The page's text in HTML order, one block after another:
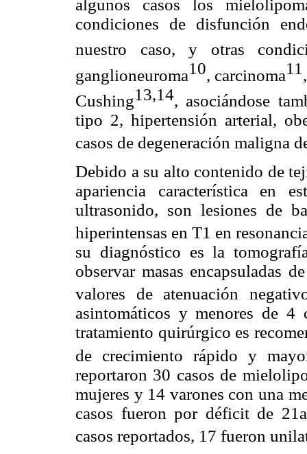
algunos casos los
condiciones de disfunción
nuestro caso, y otras
ganglioneuroma10, carcinoma11
Cushing13,14, asociándose
tipo 2, hipertensión arterial,
casos de degeneración maligna
Debido a su alto contenido de
apariencia característica en
ultrasonido, son lesiones de
hiperintensas en T1 en
su diagnóstico es la
observar masas encapsuladas
valores de atenuación
asintomáticos y menores de 4
tratamiento quirúrgico es
de crecimiento rápido y
reportaron 30 casos de
mujeres y 14 varones con una
casos fueron por déficit de
casos reportados, 17 fueron